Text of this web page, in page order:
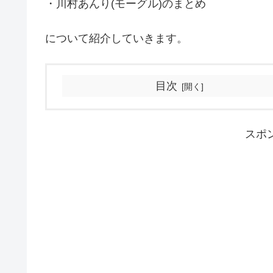
・川村あんり(モーグル)のまとめ
について紹介していきます。
目次
スポ